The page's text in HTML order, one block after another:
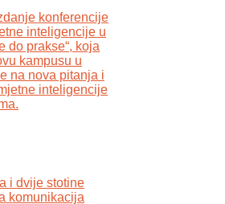
konferencije
inteligencije u
do prakse“, koja
kampusu u
na nova pitanja i
inteligencije